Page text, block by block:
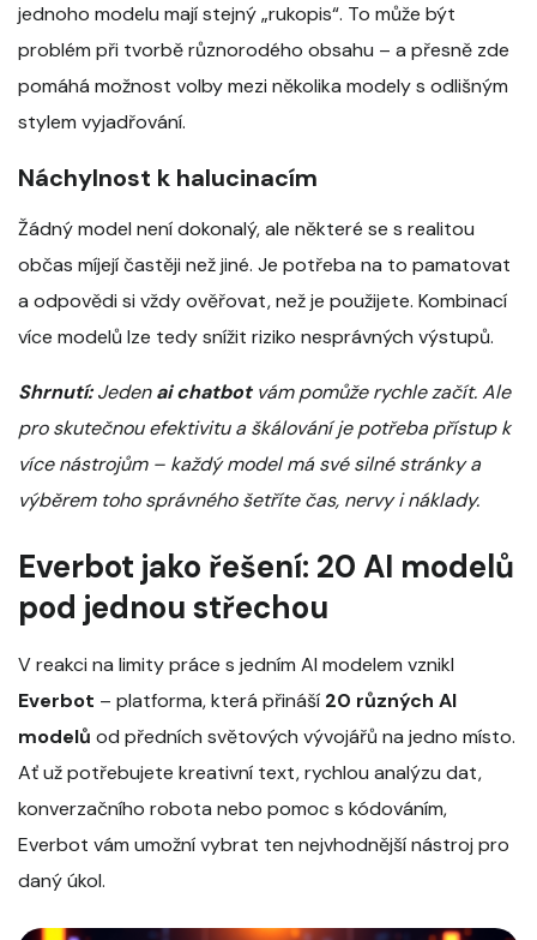
jednoho modelu mají stejný „rukopis“. To může být
problém při tvorbě různorodého obsahu – a přesně zde
pomáhá možnost volby mezi několika modely s odlišným
stylem vyjadřování.
Náchylnost k halucinacím
Žádný model není dokonalý, ale některé se s realitou
občas míjejí častěji než jiné. Je potřeba na to pamatovat
a odpovědi si vždy ověřovat, než je použijete. Kombinací
více modelů lze tedy snížit riziko nesprávných výstupů.
Shrnutí:Jedenai chatbotvám pomůže rychle začít. Ale
pro skutečnou efektivitu a škálování je potřeba přístup k
více nástrojům – každý model má své silné stránky a
výběrem toho správného šetříte čas, nervy i náklady.
Everbot jako řešení: 20 AI modelů
pod jednou střechou
V reakci na limity práce s jedním AI modelem vznikl
Everbot – platforma, která přináší 20 různých AI
modelů od předních světových vývojářů na jedno místo.
Ať už potřebujete kreativní text, rychlou analýzu dat,
konverzačního robota nebo pomoc s kódováním,
Everbot vám umožní vybrat ten nejvhodnější nástroj pro
daný úkol.